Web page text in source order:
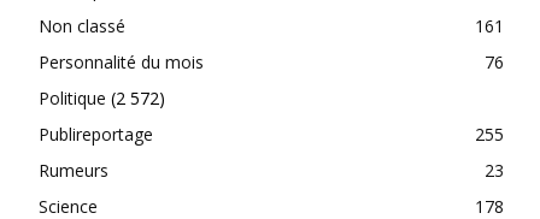
Non classé
161
Personnalité du mois
76
Politique (2 572)
Publireportage
255
Rumeurs
23
Science
178